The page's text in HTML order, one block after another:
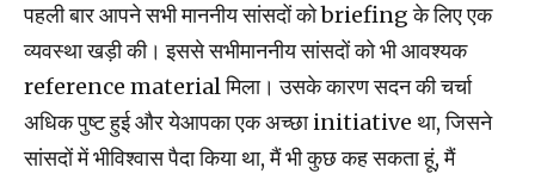
पहली बार आपने सभी माननीय सांसदों को briefing के लिए एक
व्यवस्था खड़ी की। इससे सभीमाननीय सांसदों को भी आवश्‍यक
reference material मिला। उसके कारण सदन की चर्चा
अधिक पुष्ट हुई और येआपका एक अच्छा initiative था, जिसने
सांसदों में भीविश्वास पैदा किया था, मैं भी कुछ कह सकता हूं, मैं